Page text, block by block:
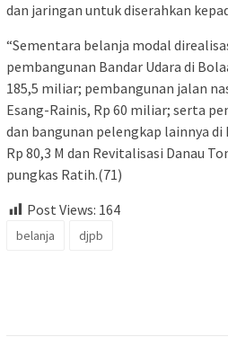
dan jaringan untuk diserahkan
“Sementara belanja modal
pembangunan Bandar Udara di
185,5 miliar; pembangunan jalan
Esang-Rainis, Rp 60 miliar; serta
dan bangunan pelengkap lainnya di
Rp 80,3 M dan Revitalisasi Danau
pungkas Ratih.(71)
Post Views: 164
belanja djpb